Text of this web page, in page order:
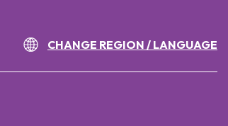
CHANGE REGION / LANGUAGE